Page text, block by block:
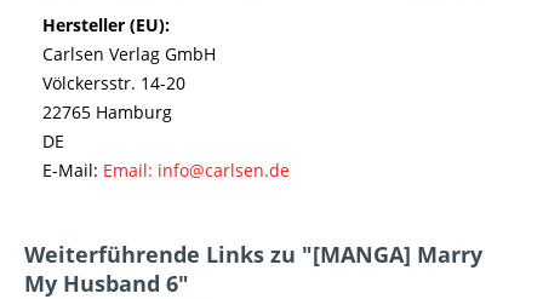
Hersteller (EU):
Carlsen Verlag GmbH
Völckersstr. 14-20
22765 Hamburg
DE
E-Mail: Email: info@carlsen.de
Weiterführende Links zu "[MANGA] Marry
My Husband 6"